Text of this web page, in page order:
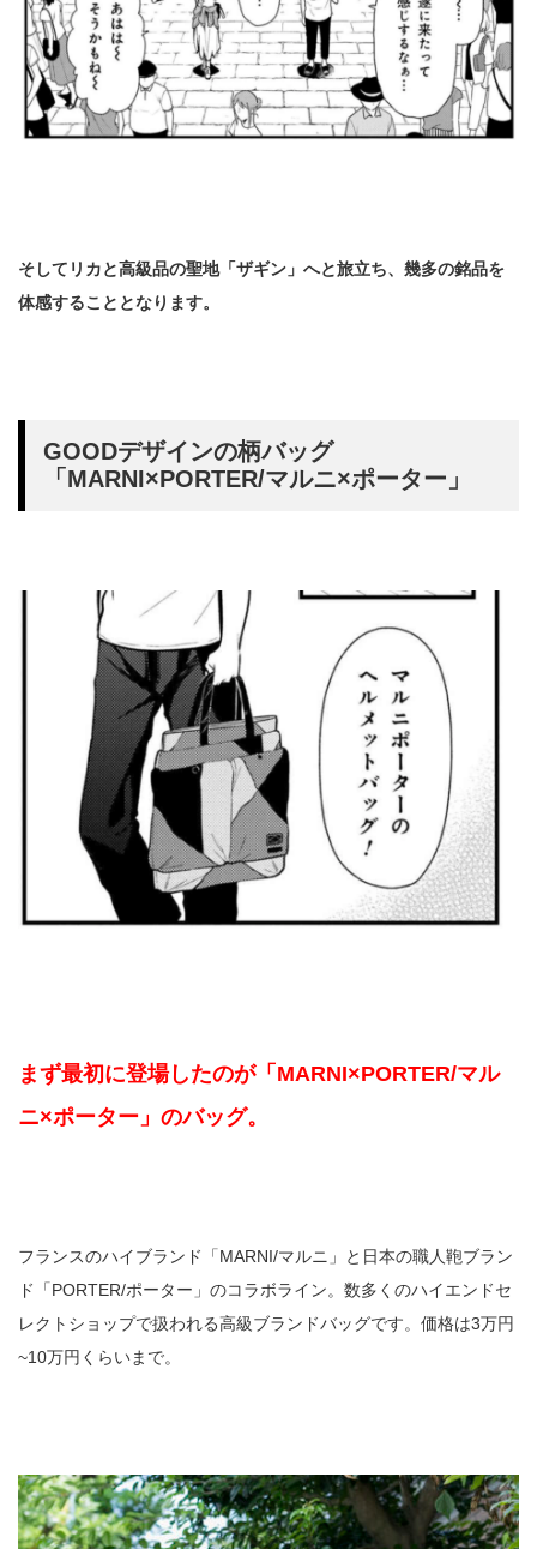
そしてリカと高級品の聖地「ザギン」へと旅立ち、幾多の銘品を
体感することとなります。
GOODデザインの柄バッグ
「MARNI×PORTER/マルニ×ポーター」
まず最初に登場したのが「MARNI×PORTER/マル
ニ×ポーター」のバッグ。
フランスのハイブランド「MARNI/マルニ」と日本の職人鞄ブラン
ド「PORTER/ポーター」のコラボライン。数多くのハイエンドセ
レクトショップで扱われる高級ブランドバッグです。価格は3万円
~10万円くらいまで。